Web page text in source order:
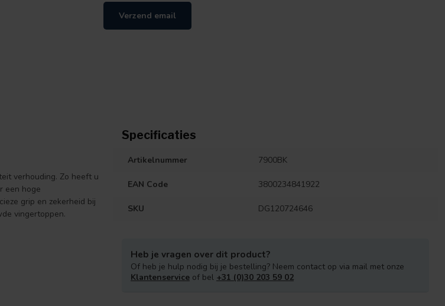
Verzend email
verhouding. Zo heeft u
een hoge
grip en zekerheid bij
vingertoppen.
Specificaties
Artikelnummer 7900BK
EAN Code 3800234841922
SKU DG120724646
Heb je vragen over dit product?
Of heb je hulp nodig bij je bestelling? Neem contact op via mail met onze
Klantenservice of bel +31 (0)30 203 59 02